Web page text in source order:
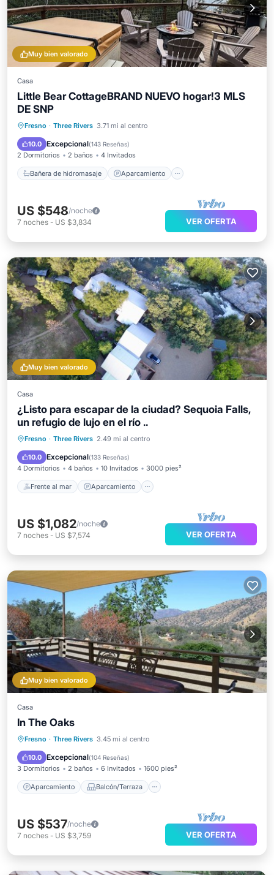
Muy bien valorado
Casa
Little Bear CottageBRAND NUEVO hogar!3 MLS
DE SNP
Fresno · Three Rivers 3.71 mi al centro
10.0 Excepcional(143 Reseñas)
2 Dormitorios 2 baños 4 Invitados
Bañera de hidromasaje Aparcamiento
Bañera de hidromasaje
Balcón/Terraza
US $548/noche
7 noches - US $3,834 VER OFERTA
Muy bien valorado
Casa
¿Listo para escapar de la ciudad? Sequoia Falls,
un refugio de lujo en el río ..
Fresno · Three Rivers 2.49 mi al centro
10.0 Excepcional(133 Reseñas)
4 Dormitorios 4 baños 10 Invitados 3000 pies²
Frente al mar Aparcamiento
Frente al mar
Aparcamiento
Vista al mar
Balcón/Terraza
US $1,082/noche
7 noches - US $7,574 VER OFERTA
Muy bien valorado
Casa
In The Oaks
Fresno · Three Rivers 3.45 mi al centro
10.0 Excepcional(104 Reseñas)
3 Dormitorios 2 baños 6 Invitados 1600 pies²
Aparcamiento Balcón/Terraza
Aparcamiento
Balcón/Terraza
Cocina
Aire acondicionado
US $537/noche
7 noches - US $3,759 VER OFERTA